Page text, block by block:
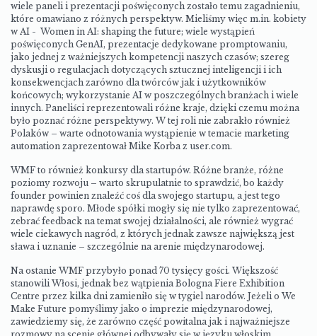
wiele paneli i prezentacji poświęconych zostało temu zagadnieniu,
które omawiano z różnych perspektyw. Mieliśmy więc m.in. kobiety
w AI - Women in AI: shaping the future; wiele wystąpień
poświęconych GenAI, prezentacje dedykowane promptowaniu,
jako jednej z ważniejszych kompetencji naszych czasów; szereg
dyskusji o regulacjach dotyczących sztucznej inteligencji i ich
konsekwencjach zarówno dla twórców jak i użytkowników
końcowych; wykorzystanie AI w poszczególnych branżach i wiele
innych. Paneliści reprezentowali różne kraje, dzięki czemu można
było poznać różne perspektywy. W tej roli nie zabrakło również
Polaków – warte odnotowania wystąpienie w temacie marketing
automation zaprezentował Mike Korba z user.com.
WMF to również konkursy dla startupów. Różne branże, różne
poziomy rozwoju – warto skrupulatnie to sprawdzić, bo każdy
founder powinien znaleźć coś dla swojego startupu, a jest tego
naprawdę sporo. Młode spółki mogły się nie tylko zaprezentować,
zebrać feedback na temat swojej działalności, ale również wygrać
wiele ciekawych nagród, z których jednak zawsze największą jest
sława i uznanie – szczególnie na arenie międzynarodowej.
Na ostanie WMF przybyło ponad 70 tysięcy gości. Większość
stanowili Włosi, jednak bez wątpienia Bologna Fiere Exhibition
Centre przez kilka dni zamieniło się w tygiel narodów. Jeżeli o We
Make Future pomyślimy jako o imprezie międzynarodowej,
zawiedziemy się, że zarówno część powitalna jak i najważniejsze